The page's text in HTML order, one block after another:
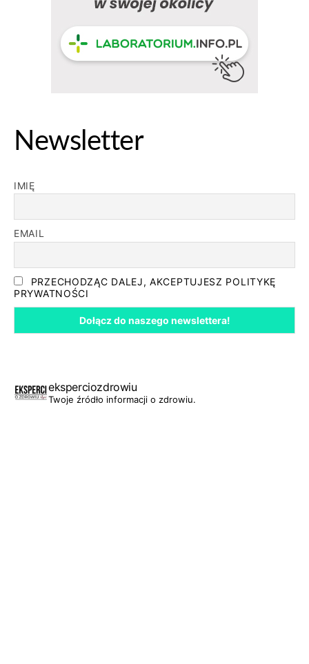
Newsletter
IMIĘ
EMAIL
PRZECHODZĄC DALEJ, AKCEPTUJESZ POLITYKĘ
PRYWATNOŚCI
eksperciozdrowiu
Twoje źródło informacji o zdrowiu.